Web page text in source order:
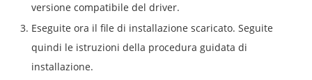
versione compatibile del driver.
Eseguite ora il file di installazione scaricato. Seguite
quindi le istruzioni della procedura guidata di
installazione.